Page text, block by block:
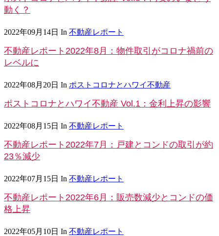
動く？
2022年09月14日 In 不動産レポート
不動産レポート2022年8月：物件取引がコロナ禍前の
レベルに
2022年08月20日 In ポストコロナとハワイ不動産
ポストコロナとハワイ不動産 Vol.1：金利上昇の影響
2022年08月15日 In 不動産レポート
不動産レポート2022年7月：戸建とコンドの取引が約
23％減少
2022年07月15日 In 不動産レポート
不動産レポート2022年6月：販売数減少とコンドの価
格上昇
2022年05月10日 In 不動産レポート